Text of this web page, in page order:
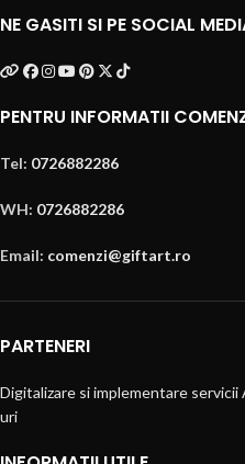
NE GASITI SI PE SOCIAL
PENTRU INFORMATII
Tel: 0726882286
WH: 0726882286
Email: comenzi@giftart.ro
PARTENERI
Digitalizare si implementare
uri